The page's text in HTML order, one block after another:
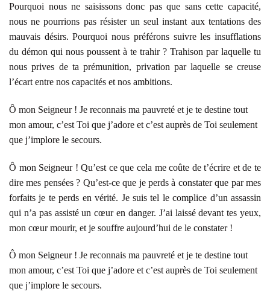
Pourquoi nous ne saisissons donc pas que sans cette capacité,
nous ne pourrions pas résister un seul instant aux tentations des
mauvais désirs. Pourquoi nous préférons suivre les insufflations
du démon qui nous poussent à te trahir ? Trahison par laquelle tu
nous prives de ta prémunition, privation par laquelle se creuse
l’écart entre nos capacités et nos ambitions.
Ô mon Seigneur ! Je reconnais ma pauvreté et je te destine tout
mon amour, c’est Toi que j’adore et c’est auprès de Toi seulement
que j’implore le secours.
Ô mon Seigneur ! Qu’est ce que cela me coûte de t’écrire et de te
dire mes pensées ? Qu’est-ce que je perds à constater que par mes
forfaits je te perds en vérité. Je suis tel le complice d’un assassin
qui n’a pas assisté un cœur en danger. J’ai laissé devant tes yeux,
mon cœur mourir, et je souffre aujourd’hui de le constater !
Ô mon Seigneur ! Je reconnais ma pauvreté et je te destine tout
mon amour, c’est Toi que j’adore et c’est auprès de Toi seulement
que j’implore le secours.